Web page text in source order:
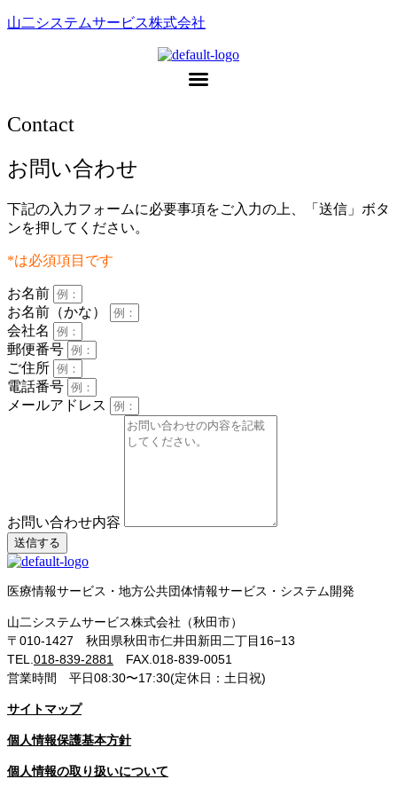
山二システムサービス株式会社
Contact
お問い合わせ
下記の入力フォームに必要事項をご入力の上、「送信」ボタ
ンを押してください。
*は必須項目です
お名前
お名前（かな）
会社名
郵便番号
ご住所
電話番号
メールアドレス
お問い合わせ内容
送信する
医療情報サービス・地方公共団体情報サービス・システム開発
山二システムサービス株式会社（秋田市）
〒010-1427 秋田県秋田市仁井田新田二丁目16−13
TEL. 018-839-2881
FAX.018-839-0051
営業時間 平日08:30〜17:30(定休日：土日祝)
サイトマップ
個人情報保護基本方針
個人情報の取り扱いについて